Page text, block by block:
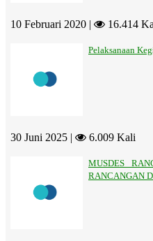
10 Februari 2020 | 16.414
Pelaksanaan
30 Juni 2025 | 6.009 Kali
MUSDES
RANCANGAN